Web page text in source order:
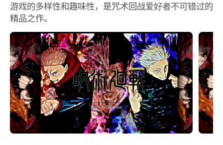
游戏的多样性和趣味性，是咒术回战爱好者不可错过的
精品之作。